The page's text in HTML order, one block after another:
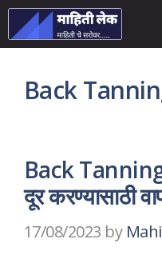
Skip
to
Back
Back Tanning
दूर करण्यासाठी
17/08/2023 by